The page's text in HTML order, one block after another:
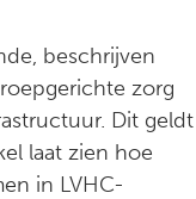
beschrijven
zorg
Dit geldt
laat zien hoe
in LVHC-